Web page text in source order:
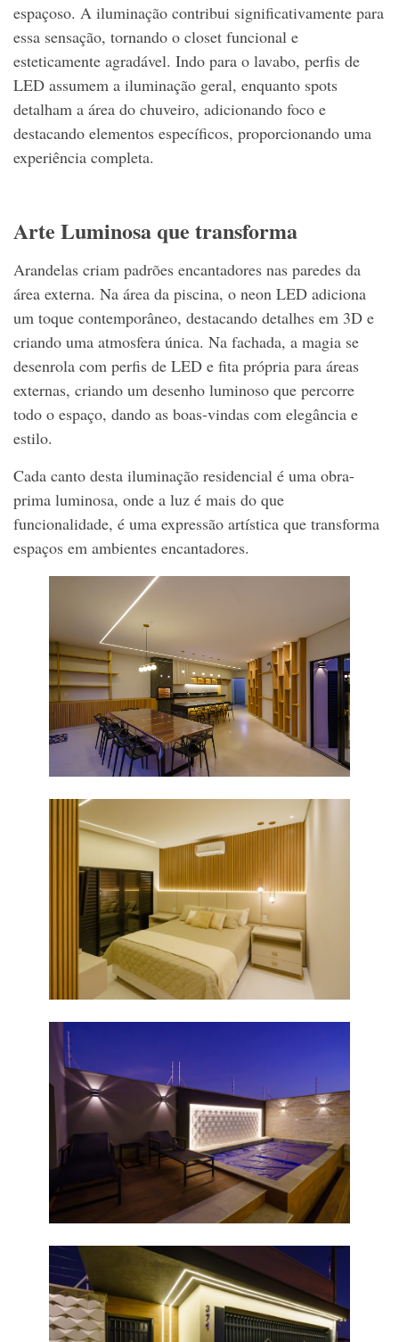
espaçoso. A iluminação contribui significativamente para
essa sensação, tornando o closet funcional e
esteticamente agradável. Indo para o lavabo, perfis de
LED assumem a iluminação geral, enquanto spots
detalham a área do chuveiro, adicionando foco e
destacando elementos específicos, proporcionando uma
experiência completa.
Arte Luminosa que transforma
Arandelas criam padrões encantadores nas paredes da
área externa. Na área da piscina, o neon LED adiciona
um toque contemporâneo, destacando detalhes em 3D e
criando uma atmosfera única. Na fachada, a magia se
desenrola com perfis de LED e fita própria para áreas
externas, criando um desenho luminoso que percorre
todo o espaço, dando as boas-vindas com elegância e
estilo.
Cada canto desta iluminação residencial é uma obra-
prima luminosa, onde a luz é mais do que
funcionalidade, é uma expressão artística que transforma
espaços em ambientes encantadores.